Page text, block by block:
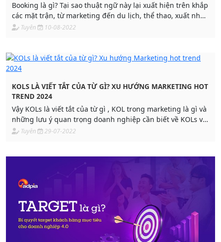
Booking là gì? Tại sao thuật ngữ này lại xuất hiện trên khắp
các mặt trận, từ marketing đến du lịch, thể thao, xuất nhập
khẩu,…? Để giải đáp câu hỏi này, mời bạn hãy cùng ADPIA
Tuyên 10-08-2022
KOLS LÀ VIẾT TẮT CỦA TỪ GÌ? XU HƯỚNG MARKETING HOT
TREND 2024
Vậy KOLs là viết tắt của từ gì , KOL trong marketing là gì và
những lưu ý quan trọng doanh nghiệp cần biết về KOLs và
Influencers là gì?
Tuyên 29-07-2022